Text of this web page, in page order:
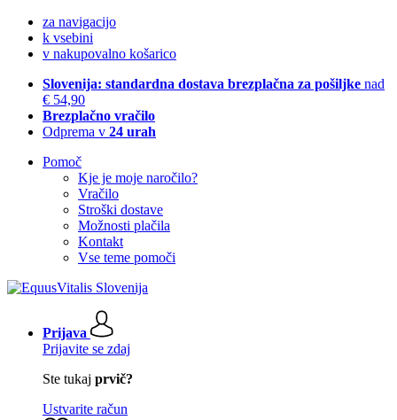
za navigacijo
k vsebini
v nakupovalno košarico
Slovenija: standardna dostava brezplačna za pošiljke nad
€ 54,90
Brezplačno vračilo
Odprema v 24 urah
Pomoč
Kje je moje naročilo?
Vračilo
Stroški dostave
Možnosti plačila
Kontakt
Vse teme pomoči
Prijava
Prijavite se zdaj
Ste tukaj prvič?
Ustvarite račun